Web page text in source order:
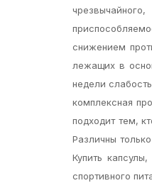
снижением
лежащих в
недели
комплексная
подходит тем,
Различны
Купить
спортивного